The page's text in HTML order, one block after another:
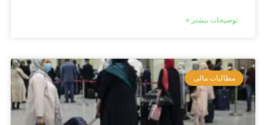
توضیحات بیشتر »
مطالبات مالی